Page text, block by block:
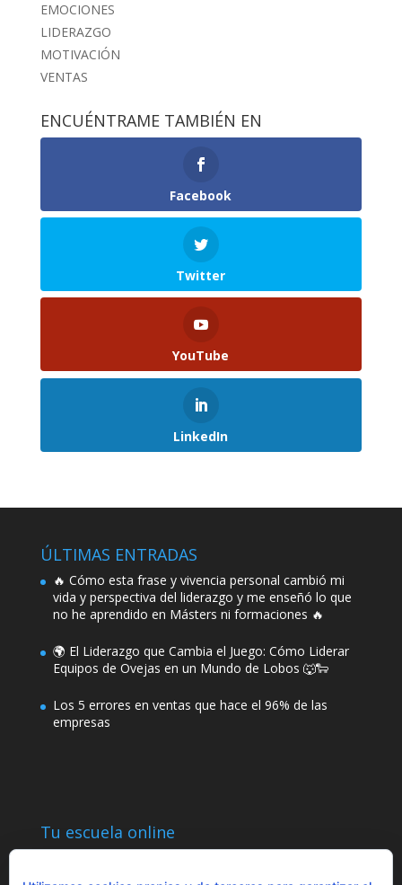
EMOCIONES
LIDERAZGO
MOTIVACIÓN
VENTAS
ENCUÉNTRAME TAMBIÉN EN
Facebook
Twitter
YouTube
LinkedIn
ÚLTIMAS ENTRADAS
🔥 Cómo esta frase y vivencia personal cambió mi
vida y perspectiva del liderazgo y me enseñó lo que
no he aprendido en Másters ni formaciones 🔥
🌍 El Liderazgo que Cambia el Juego: Cómo Liderar
Equipos de Ovejas en un Mundo de Lobos 🐺🐑
Los 5 errores en ventas que hace el 96% de las
empresas
Tu escuela online